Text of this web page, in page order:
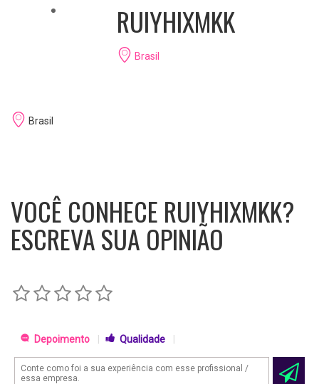
RUIYHIXMKK
Brasil
Brasil
VOCÊ CONHECE RUIYHIXMKK?
ESCREVA SUA OPINIÃO
Depoimento Qualidade